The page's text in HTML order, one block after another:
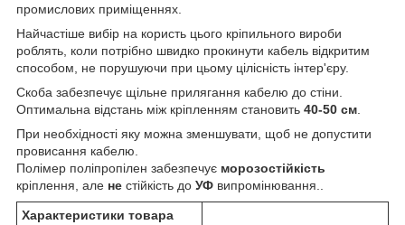
промислових приміщеннях.
Найчастіше вибір на користь цього кріпильного вироби
роблять, коли потрібно швидко прокинути кабель відкритим
способом, не порушуючи при цьому цілісність інтер'єру.
Скоба забезпечує щільне прилягання кабелю до стіни.
Оптимальна відстань між кріпленням становить 40-50 см
При необхідності яку можна зменшувати, щоб не допустити
провисання кабелю.
Полімер поліпропілен забезпечує морозостійкість
кріплення, але не стійкість до УФ випромінювання..
Характеристики товара